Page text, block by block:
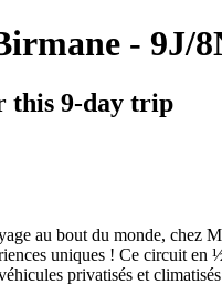
- 9J/
this 9-day trip
au bout du monde, chez
uniques ! Ce circuit
privatisés et